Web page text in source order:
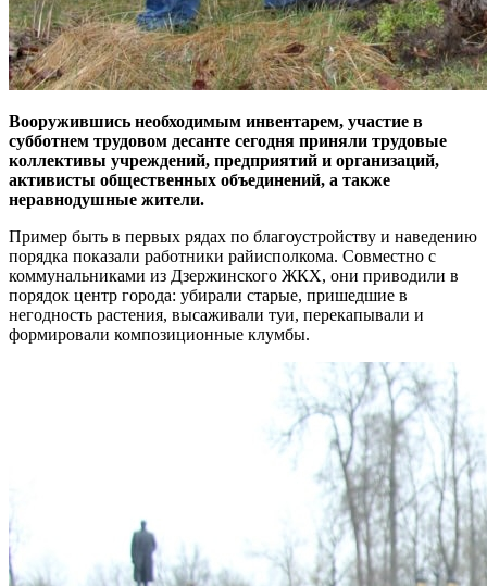
Вооружившись необходимым инвентарем, участие в
субботнем трудовом десанте сегодня приняли трудовые
коллективы учреждений, предприятий и организаций,
активисты общественных объединений, а также
неравнодушные жители.
Пример быть в первых рядах по благоустройству и наведению
порядка показали работники райисполкома. Совместно с
коммунальниками из Дзержинского ЖКХ, они приводили в
порядок центр города: убирали старые, пришедшие в
негодность растения, высаживали туи, перекапывали и
формировали композиционные клумбы.